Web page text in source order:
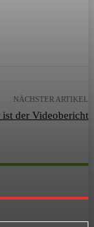
NÄCHSTER ARTIKEL
ist der Videobericht